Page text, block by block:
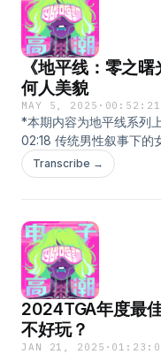
以去描绘主角脆弱的时
其她女性角色的刻画
必要性61:55 地平线系列
不应该对其保持批评之
《地平线：零之
何人美貌
MAY 5, 2025 · 00:52:21
*本期内容为地平线系列
02:18 传统男性叙事下的
称可以“自由调节”主角外
一-性感魅魔·传统女主角
看，Aloy的形象完全符合
的人？24:03 《地平线：
分涉及剧透）34:59 以女
下不可想象的科幻奇观
游戏与同品类男性主角
游戏的通病：女主角在剧
Nora u NoraweaTo be
Transcribe →
2024TGA年度最
不好玩？
JAN 21, 2025 ·